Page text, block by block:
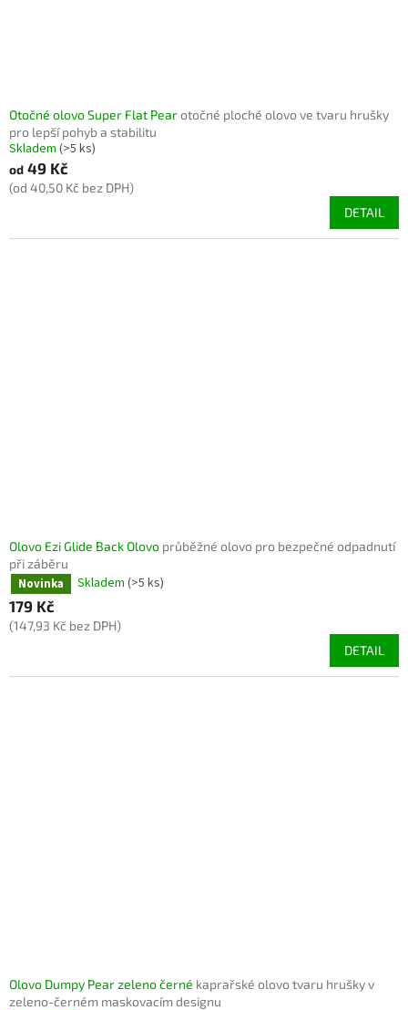
Otočné olovo Super Flat Pearotočné ploché olovo ve tvaru hrušky
pro lepší pohyb a stabilitu
Skladem (>5 ks)
od 49 Kč
(od 40,50 Kč bez DPH)
DETAIL
Olovo Ezi Glide Back Olovo průběžné olovo pro bezpečné odpadnutí
při záběru
Novinka Skladem (>5 ks)
179 Kč
(147,93 Kč bez DPH)
DETAIL
Olovo Dumpy Pear zeleno černé kaprařské olovo tvaru hrušky v
zeleno-černém maskovacím designu